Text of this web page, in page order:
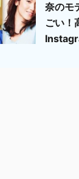
奈のモ
ごい！